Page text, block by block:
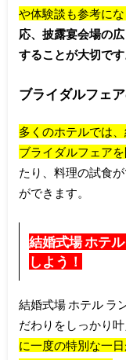
や体験談も参考にな
応、披露宴会場の
することが大切です
ブライダルフェ
多くのホテルでは
ブライダルフェアを
たり、料理の試食
ができます。
結婚式場 ホテ
しよう！
結婚式場 ホテル ラ
だわりをしっかり
に一度の特別な一